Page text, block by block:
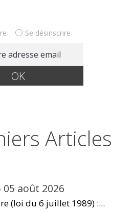
Se désinscrire
Articles
05 août 2026
(loi du 6 juillet 1989) :...